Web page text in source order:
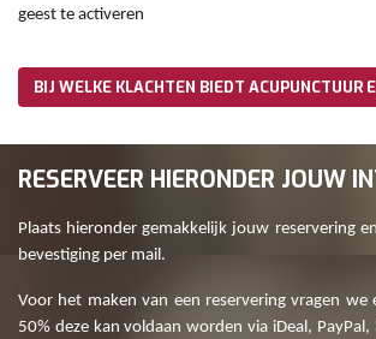
geest te activeren
BIJ WELKE KLACHTEN BIEDT ACUPUNCTUUR
RESERVEER HIERONDER JOUW
Plaats hieronder gemakkelijk jouw reservering
bevestiging per mail.
Voor het maken van een reservering vragen we
50% deze kan voldaan worden via iDeal,